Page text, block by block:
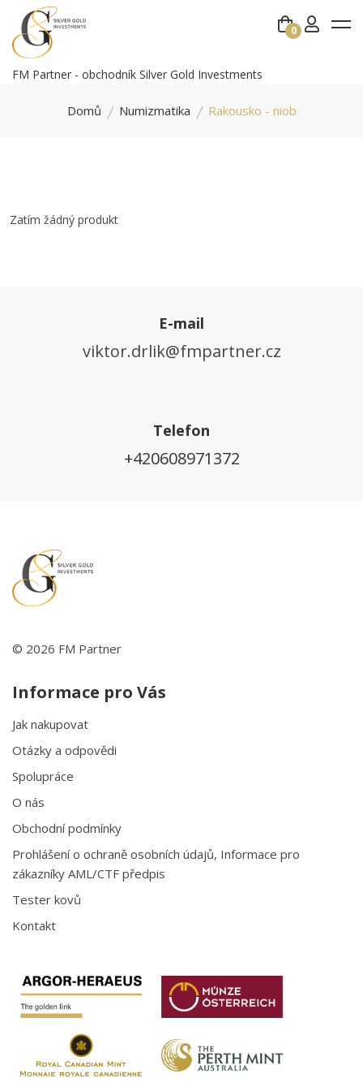
0
FM Partner - obchodník Silver Gold Investments
Domů Numizmatika Rakousko - niob
Zatím žádný produkt
E-mail
viktor.drlik@fmpartner.cz
Telefon
+420608971372
© 2026 FM Partner
Informace pro Vás
Jak nakupovat
Otázky a odpovědi
Spolupráce
O nás
Obchodní podmínky
Prohlášení o ochraně osobních údajů, Informace pro
zákazníky AML/CTF předpis
Tester kovů
Kontakt